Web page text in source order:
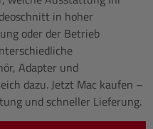
in hoher
oder der Betrieb
Adapter und
dazu. Jetzt Mac kaufen –
und schneller Lieferung.